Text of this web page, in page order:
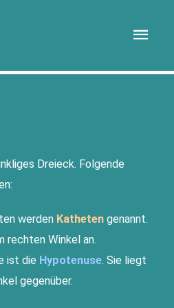
Drei­eck. Fol­gen­de
wer­den Kathe­ten genannt.
rech­ten Win­kel an.
ist die Hypo­te­nu­se. Sie liegt
gegenüber.